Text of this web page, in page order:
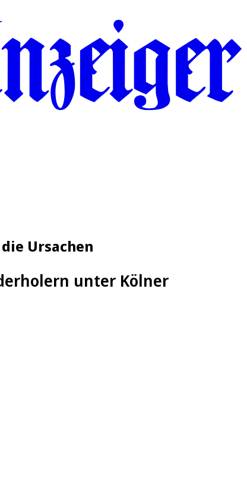
Ursachen
unter Kölner